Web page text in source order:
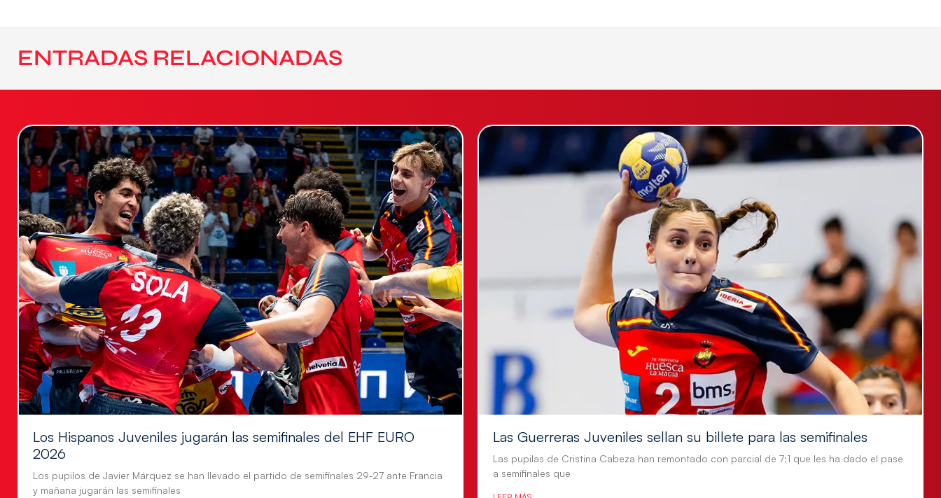
ENTRADAS RELACIONADAS
Los Hispanos Juveniles jugarán las semifinales del EHF EURO
2026
Los pupilos de Javier Márquez se han llevado el partido de semifinales 29-27 ante Francia
y mañana jugarán las semifinales
Las Guerreras Juveniles sellan su billete para las semifinales
Las pupilas de Cristina Cabeza han remontado con parcial de 7:1 que les ha dado el pase
a semifinales que